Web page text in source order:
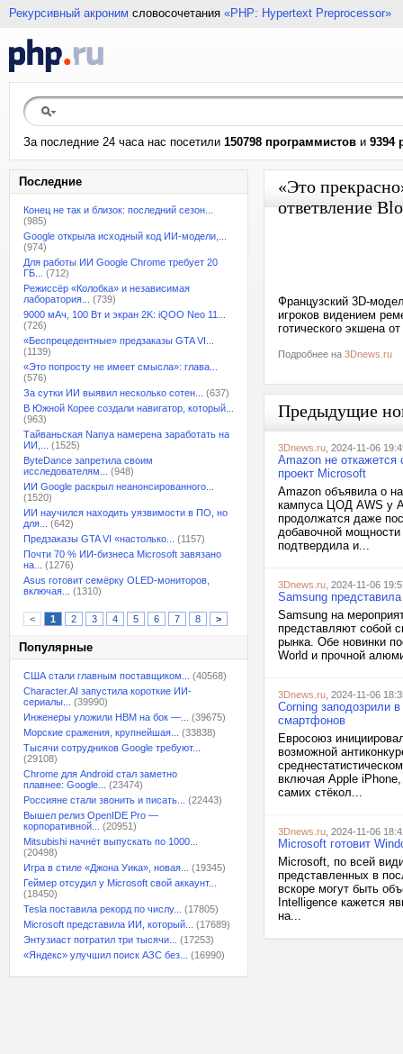
Рекурсивный акроним словосочетания «PHP: Hypertext Preprocessor»
За последние 24 часа нас посетили 150798 программистов и 9394
Последние
Конец не так и близок: последний сезон...
(985)
Google открыла исходный код ИИ-модели,...
(974)
Для работы ИИ Google Chrome требует 20
ГБ...
(712)
Режиссёр «Колобка» и независимая
лаборатория...
(739)
9000 мАч, 100 Вт и экран 2K: iQOO Neo 11...
(726)
«Беспрецедентные» предзаказы GTA VI...
(1139)
«Это попросту не имеет смысла»: глава...
(576)
За сутки ИИ выявил несколько сотен...
(637)
В Южной Корее создали навигатор, который...
(963)
Тайваньская Nanya намерена заработать на
ИИ,...
(1525)
ByteDance запретила своим
исследователям...
(948)
ИИ Google раскрыл неанонсированного...
(1520)
ИИ научился находить уязвимости в ПО, но
для...
(642)
Предзаказы GTA VI «настолько...
(1157)
Почти 70 % ИИ-бизнеса Microsoft завязано
на...
(1276)
Asus готовит семёрку OLED-мониторов,
включая...
(1310)
< 1 2 3 4 5 6 7 8 >
Популярные
США стали главным поставщиком...
(40568)
Character.AI запустила короткие ИИ-
сериалы...
(39990)
Инженеры уложили HBM на бок —...
(39675)
Морские сражения, крупнейшая...
(33838)
Тысячи сотрудников Google требуют...
(29108)
Chrome для Android стал заметно
плавнее: Google...
(23474)
Россияне стали звонить и писать...
(22443)
Вышел релиз OpenIDE Pro —
корпоративной...
(20951)
Mitsubishi начнёт выпускать по 1000...
(20498)
Игра в стиле «Джона Уика», новая...
(19345)
Геймер отсудил у Microsoft свой аккаунт...
(18450)
Tesla поставила рекорд по числу...
(17805)
Microsoft представила ИИ, который...
(17689)
Энтузиаст потратил три тысячи...
(17253)
«Яндекс» улучшил поиск АЗС без...
(16990)
«Это
ответвление
Французский 3D-
игроков видением
готического экшена
Подробнее на 3Dnews.ru
Предыдущие
3Dnews.ru , 2024-11-06
Amazon не откажется
проект Microsoft
Amazon объявила о
кампуса ЦОД AWS у
продолжатся даже
добавочной
подтвердила и...
3Dnews.ru , 2024-11-06
Samsung
Samsung на
представляют собой
рынка. Обе новинки
World и прочной
3Dnews.ru , 2024-11-06
Corning заподозрили
смартфонов
Евросоюз
возможной
включая Apple
самих стёкол...
3Dnews.ru , 2024-11-06
Microsoft готовит
Microsoft, по всей
представленных в
вскоре могут быть
Intelligence кажется
на...